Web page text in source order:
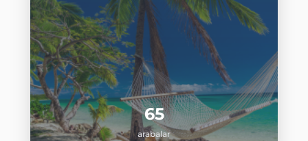
65
arabalar